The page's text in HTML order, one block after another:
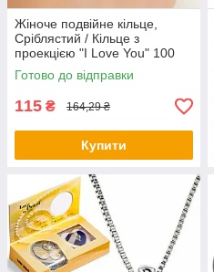
Жіноче подвійне кільце,
Сріблястий / Кільце з
проекцією "I Love You" 100
мовами світу
Готово до відправки
115 ₴ 164,29 ₴
Купити